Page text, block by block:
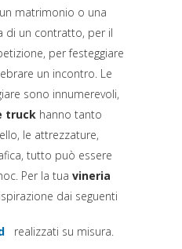
matrimonio o una
di un contratto, per il
per festeggiare
un incontro. Le
sono innumerevoli,
truck hanno tanto
le attrezzature,
tutto può essere
Per la tua vineria
dai seguenti
in una nuova scheda)
realizzati su misura.